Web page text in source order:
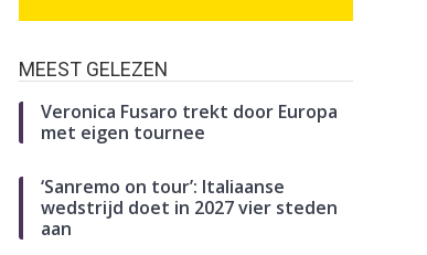
MEEST GELEZEN
Veronica Fusaro trekt door Europa
met eigen tournee
‘Sanremo on tour’: Italiaanse
wedstrijd doet in 2027 vier steden
aan